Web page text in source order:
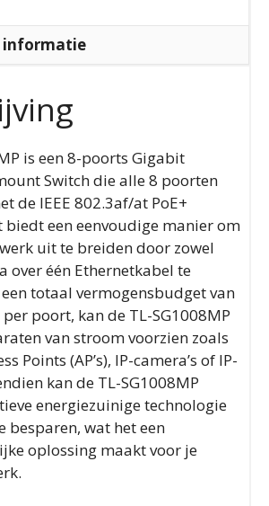
informatie
is een 8-poorts Gigabit
Switch die alle 8 poorten
de IEEE 802.3af/at PoE+
biedt een eenvoudige manier om
uit te breiden door zowel
over één Ethernetkabel te
totaal vermogensbudget van
poort, kan de TL-SG1008MP
van stroom voorzien zoals
Points (AP’s), IP-camera’s of IP-
kan de TL-SG1008MP
energiezuinige technologie
besparen, wat het een
oplossing maakt voor je